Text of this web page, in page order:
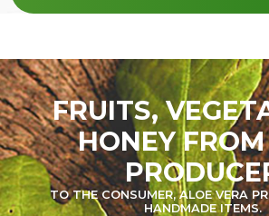
FRUITS,
HONEY
TO THE CONSUMER, ALOE VERA
HANDMADE ITEMS.